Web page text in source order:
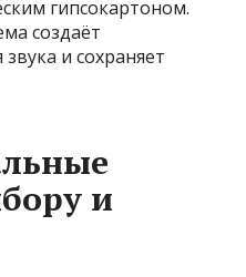
гипсокартоном.
создаёт
и сохраняет
и